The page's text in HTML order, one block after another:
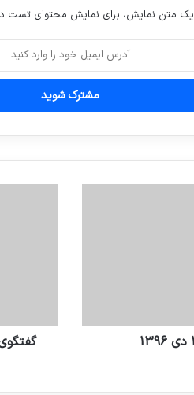
یک متن نمایش، برای نمایش محتوای تست